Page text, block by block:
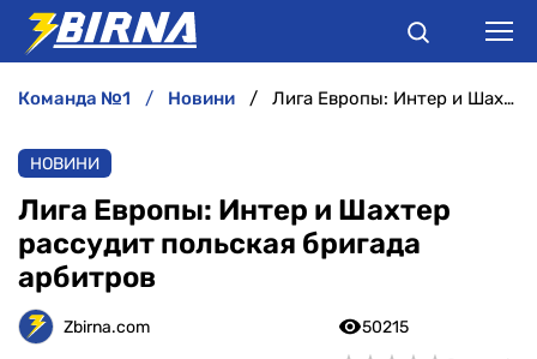
АНАЛІТИКА
ІНТЕРВ'Ю
РІЗНЕ
команда №1 новини Лига Европы: Интер и Шахтер рассудит польская бригада арбитров
НОВИНИ
Лига Европы: Интер и Шахтер
рассудит польская бригада
арбитров
Zbirna.com
50215